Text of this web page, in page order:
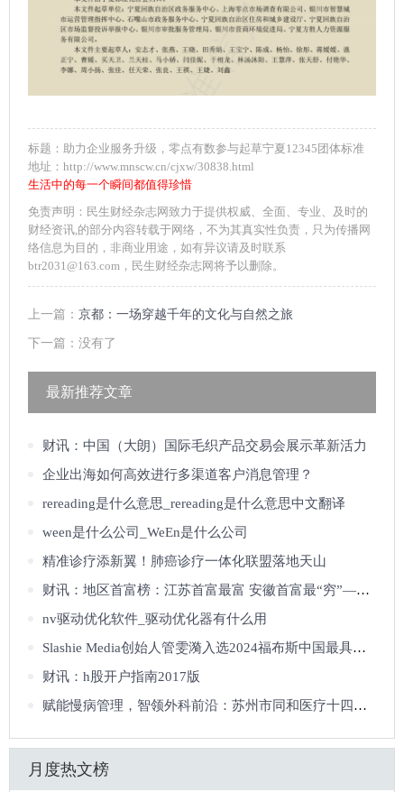
标题：助力企业服务升级，零点有数参与起草宁夏12345团体标准
地址：http://www.mnscw.cn/cjxw/30838.html
生活中的每一个瞬间都值得珍惜
免责声明：民生财经杂志网致力于提供权威、全面、专业、及时的
财经资讯,的部分内容转载于网络，不为其真实性负责，只为传播网
络信息为目的，非商业用途，如有异议请及时联系
btr2031@163.com，民生财经杂志网将予以删除。
上一篇： 京都：一场穿越千年的文化与自然之旅
下一篇：没有了
最新推荐文章
财讯：中国（大朗）国际毛织产品交易会展示革新活力
企业出海如何高效进行多渠道客户消息管理？
rereading是什么意思_rereading是什么意思中文翻译
ween是什么公司_WeEn是什么公司
精准诊疗添新翼！肺癌诊疗一体化联盟落地天山
财讯：地区首富榜：江苏首富最富 安徽首富最“穷”——中新网
nv驱动优化软件_驱动优化器有什么用
Slashie Media创始人管雯漪入选2024福布斯中国最具影响力华人精英TOP100
财讯：h股开户指南2017版
赋能慢病管理，智领外科前沿：苏州市同和医疗十四载深耕，开启“服务致远”
月度热文榜